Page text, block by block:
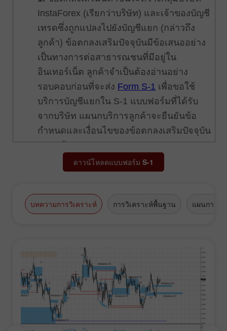
ดาวน์โหลดแบบฟอร์ม S-1
บทความการวิเคราะห์ การวิเคราะห์พื้นฐาน แผนการซื้